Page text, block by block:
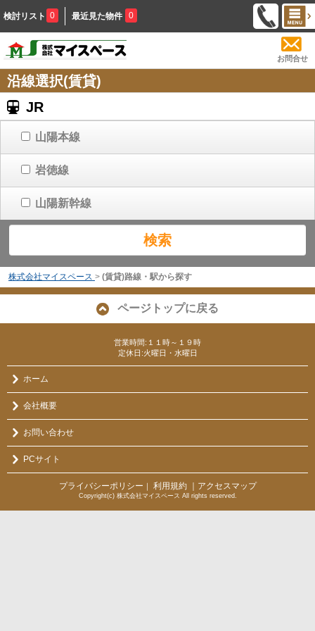
検討リスト 0 最近見た物件 0
お問合せ
沿線選択(賃貸)
JR
山陽本線
岩徳線
山陽新幹線
検索
株式会社マイスペース > (賃貸)路線・駅から探す
ページトップに戻る
営業時間:１１時～１９時
定休日:火曜日・水曜日
ホーム
会社概要
お問い合わせ
PCサイト
プライバシーポリシー ｜ 利用規約 ｜アクセスマップ
Copyright(c) 株式会社マイスペース All rights reserved.